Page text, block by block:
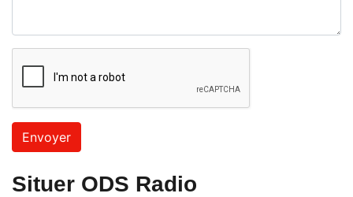
Situer ODS Radio